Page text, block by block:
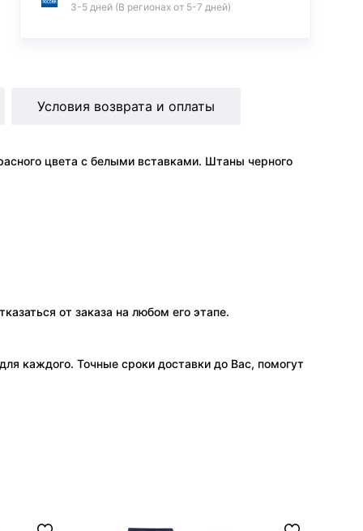
3-5 дней (В регионах от 5-7 дней)
цвета с белыми вставками. Штаны черного
Условия возврата и оплаты
от заказа на любом его этапе.
каждого. Точные сроки доставки до Вас, помогут